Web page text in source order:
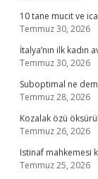
10 tane mucit ve
Temmuz 30, 2026
İtalya’nın ilk kadın
Temmuz 30, 2026
Suboptimal ne
Temmuz 28, 2026
Kozalak özü
Temmuz 26, 2026
Istinaf mahkemesi
Temmuz 25, 2026